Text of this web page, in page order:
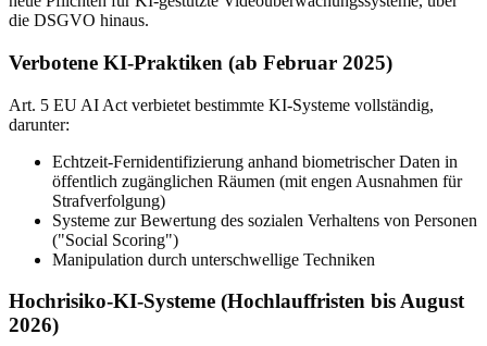
die DSGVO hinaus.
Verbotene KI-Praktiken (ab Februar 2025)
Art. 5 EU AI Act verbietet bestimmte KI-Systeme vollständig,
darunter:
Echtzeit-Fernidentifizierung anhand biometrischer Daten in
öffentlich zugänglichen Räumen (mit engen Ausnahmen für
Strafverfolgung)
Systeme zur Bewertung des sozialen Verhaltens von Personen
("Social Scoring")
Manipulation durch unterschwellige Techniken
Hochrisiko-KI-Systeme (Hochlauffristen bis August
2026)